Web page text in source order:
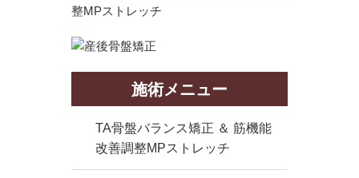
施術メニュー
TA骨盤バランス矯正 ＆ 筋機能
改善調整MPストレッチ